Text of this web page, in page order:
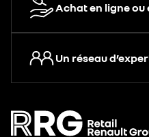
Achat en ligne ou
Un réseau